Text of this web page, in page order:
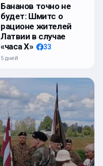
Бананов точно не
будет: Шмитс о
рационе жителей
Латвии в случае
«часа Х»
33
5 дней